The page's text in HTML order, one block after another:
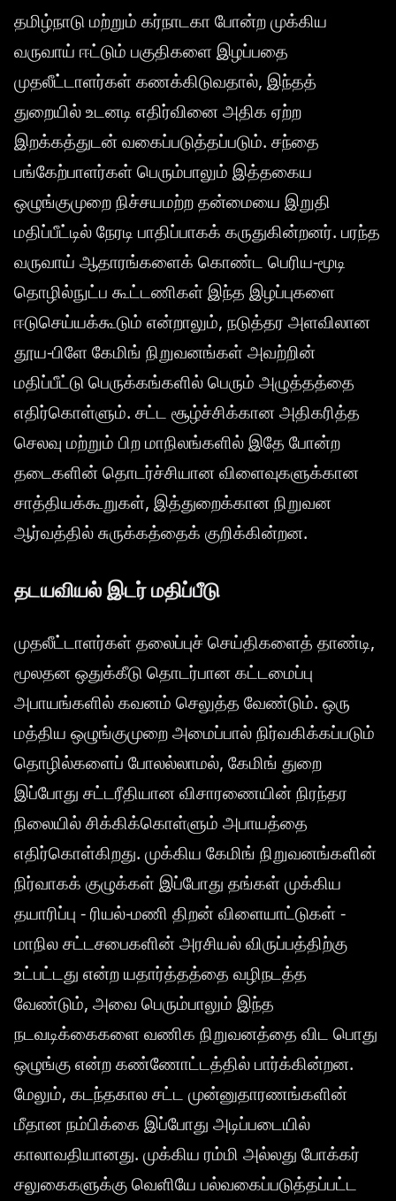
தமிழ்நாடு மற்றும் கர்நாடகா போன்ற முக்கிய
வருவாய் ஈட்டும் பகுதிகளை இழப்பதை
முதலீட்டாளர்கள் கணக்கிடுவதால், இந்தத்
துறையில் உடனடி எதிர்வினை அதிக ஏற்ற
இறக்கத்துடன் வகைப்படுத்தப்படும். சந்தை
பங்கேற்பாளர்கள் பெரும்பாலும் இத்தகைய
ஒழுங்குமுறை நிச்சயமற்ற தன்மையை இறுதி
மதிப்பீட்டில் நேரடி பாதிப்பாகக் கருதுகின்றனர். பரந்த
வருவாய் ஆதாரங்களைக் கொண்ட பெரிய-மூடி
தொழில்நுட்ப கூட்டணிகள் இந்த இழப்புகளை
ஈடுசெய்யக்கூடும் என்றாலும், நடுத்தர அளவிலான
தூய-பிளே கேமிங் நிறுவனங்கள் அவற்றின்
மதிப்பீட்டு பெருக்கங்களில் பெரும் அழுத்தத்தை
எதிர்கொள்ளும். சட்ட சூழ்ச்சிக்கான அதிகரித்த
செலவு மற்றும் பிற மாநிலங்களில் இதே போன்ற
தடைகளின் தொடர்ச்சியான விளைவுகளுக்கான
சாத்தியக்கூறுகள், இத்துறைக்கான நிறுவன
ஆர்வத்தில் சுருக்கத்தைக் குறிக்கின்றன.
தடயவியல் இடர் மதிப்பீடு
முதலீட்டாளர்கள் தலைப்புச் செய்திகளைத் தாண்டி,
மூலதன ஒதுக்கீடு தொடர்பான கட்டமைப்பு
அபாயங்களில் கவனம் செலுத்த வேண்டும். ஒரு
மத்திய ஒழுங்குமுறை அமைப்பால் நிர்வகிக்கப்படும்
தொழில்களைப் போலல்லாமல், கேமிங் துறை
இப்போது சட்டரீதியான விசாரணையின் நிரந்தர
நிலையில் சிக்கிக்கொள்ளும் அபாயத்தை
எதிர்கொள்கிறது. முக்கிய கேமிங் நிறுவனங்களின்
நிர்வாகக் குழுக்கள் இப்போது தங்கள் முக்கிய
தயாரிப்பு - ரியல்-மணி திறன் விளையாட்டுகள் -
மாநில சட்டசபைகளின் அரசியல் விருப்பத்திற்கு
உட்பட்டது என்ற யதார்த்தத்தை வழிநடத்த
வேண்டும், அவை பெரும்பாலும் இந்த
நடவடிக்கைகளை வணிக நிறுவனத்தை விட பொது
ஒழுங்கு என்ற கண்ணோட்டத்தில் பார்க்கின்றன.
மேலும், கடந்தகால சட்ட முன்னுதாரணங்களின்
மீதான நம்பிக்கை இப்போது அடிப்படையில்
காலாவதியானது. முக்கிய ரம்மி அல்லது போக்கர்
சலுகைகளுக்கு வெளியே பல்வகைப்படுத்தப்பட்ட